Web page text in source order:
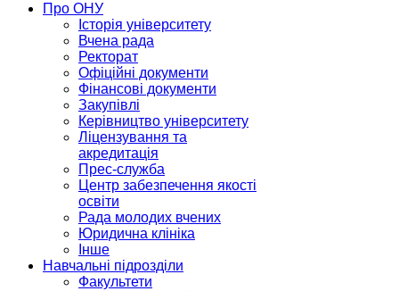
Про ОНУ
Історія університету
Вчена рада
Ректорат
Офіційні документи
Фінансові документи
Закупівлі
Керівництво університету
Ліцензування та
акредитація
Прес-служба
Центр забезпечення якості
освіти
Рада молодих вчених
Юридична клініка
Інше
Навчальні підрозділи
Факультети